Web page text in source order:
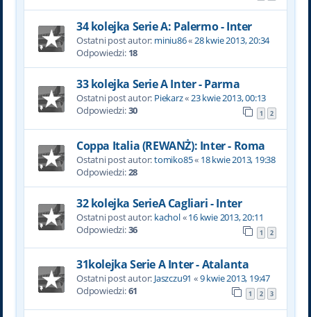
34 kolejka Serie A: Palermo - Inter
Ostatni post autor: miniu86«28 kwie 2013, 20:34
Odpowiedzi: 18
33 kolejka Serie A Inter - Parma
Ostatni post autor: Piekarz«23 kwie 2013, 00:13
Odpowiedzi:30 1 2
Coppa Italia (REWANŻ): Inter - Roma
Ostatni post autor:tomiko85« 18 kwie 2013, 19:38
Odpowiedzi:28
32 kolejka SerieA Cagliari - Inter
Ostatni post autor: kachol«16 kwie 2013, 20:11
Odpowiedzi:36 1 2
31kolejka Serie A Inter - Atalanta
Ostatni post autor: Jaszczu91 «9 kwie 2013, 19:47
Odpowiedzi:61 1 2 3